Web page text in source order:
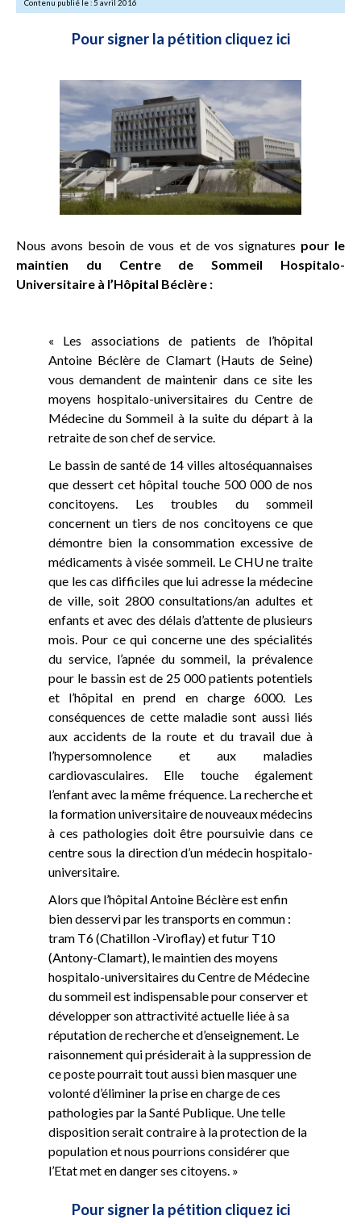
Contenu publié le : 5 avril 2016
Pour signer la pétition cliquez ici
Nous avons besoin de vous et de vos signatures pour le
maintien du Centre de Sommeil Hospitalo-
Universitaire à l’Hôpital Béclère :
« Les associations de patients de l’hôpital
Antoine Béclère de Clamart (Hauts de Seine)
vous demandent de maintenir dans ce site les
moyens hospitalo-universitaires du Centre de
Médecine du Sommeil à la suite du départ à la
retraite de son chef de service.
Le bassin de santé de 14 villes altoséquannaises
que dessert cet hôpital touche 500 000 de nos
concitoyens. Les troubles du sommeil
concernent un tiers de nos concitoyens ce que
démontre bien la consommation excessive de
médicaments à visée sommeil. Le CHU ne traite
que les cas difficiles que lui adresse la médecine
de ville, soit 2800 consultations/an adultes et
enfants et avec des délais d’attente de plusieurs
mois. Pour ce qui concerne une des spécialités
du service, l’apnée du sommeil, la prévalence
pour le bassin est de 25 000 patients potentiels
et l’hôpital en prend en charge 6000. Les
conséquences de cette maladie sont aussi liés
aux accidents de la route et du travail due à
l’hypersomnolence et aux maladies
cardiovasculaires. Elle touche également
l’enfant avec la même fréquence. La recherche et
la formation universitaire de nouveaux médecins
à ces pathologies doit être poursuivie dans ce
centre sous la direction d’un médecin hospitalo-
universitaire.
Alors que l’hôpital Antoine Béclère est enfin
bien desservi par les transports en commun :
tram T6 (Chatillon -Viroflay) et futur T10
(Antony-Clamart), le maintien des moyens
hospitalo-universitaires du Centre de Médecine
du sommeil est indispensable pour conserver et
développer son attractivité actuelle liée à sa
réputation de recherche et d’enseignement. Le
raisonnement qui présiderait à la suppression de
ce poste pourrait tout aussi bien masquer une
volonté d’éliminer la prise en charge de ces
pathologies par la Santé Publique. Une telle
disposition serait contraire à la protection de la
population et nous pourrions considérer que
l’Etat met en danger ses citoyens. »
Pour signer la pétition cliquez ici